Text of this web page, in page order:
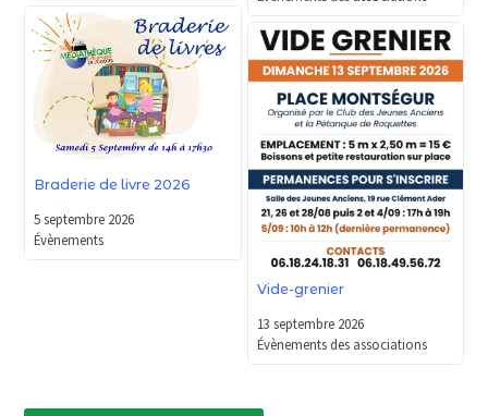
Braderie de livre 2026
5 septembre 2026
Évènements
Vide-grenier
13 septembre 2026
Évènements des associations